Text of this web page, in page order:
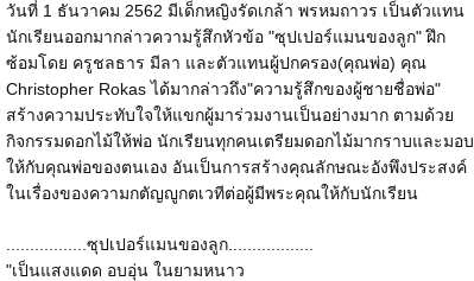
วันที่ 1 ธันวาคม 2562 มีเด็กหญิงรัดเกล้า พรหมถาวร เป็นตัวแทน
นักเรียนออกมากล่าวความรู้สึกหัวข้อ "ซุปเปอร์แมนของลูก" ฝึก
ซ้อมโดย ครูชลธาร มีลา และตัวแทนผู้ปกครอง(คุณพ่อ) คุณ
Christopher Rokas ได้มากล่าวถึง"ความรู้สึกของผู้ชายชื่อพ่อ"
สร้างความประทับใจให้แขกผู้มาร่วมงานเป็นอย่างมาก ตามด้วย
กิจกรรมดอกไม้ให้พ่อ นักเรียนทุกคนเตรียมดอกไม้มากราบและมอบ
ให้กับคุณพ่อของตนเอง อันเป็นการสร้างคุณลักษณะอังพึงประสงค์
ในเรื่องของความกตัญญูกตเวทีต่อผู้มีพระคุณให้กับนักเรียน
.................ซุปเปอร์แมนของลูก..................
"เป็นแสงแดด อบอุ่น ในยามหนาว